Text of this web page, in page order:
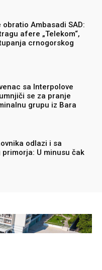
obratio Ambasadi SAD:
afere „Telekom“,
crnogorskog
sa Interpolove
se za pranje
grupu iz Bara
odlazi i sa
primorja: U minusu čak